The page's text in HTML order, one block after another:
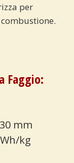
per
Faggio:
mm
kg